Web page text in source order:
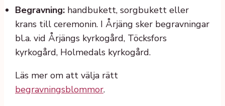
Begravning: handbukett, sorgbukett eller
krans till ceremonin. I Årjäng sker begravningar
bl.a. vid Årjängs kyrkogård, Töcksfors
kyrkogård, Holmedals kyrkogård.
Läs mer om att välja rätt
begravningsblommor.